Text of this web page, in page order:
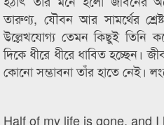
তারুণ্য, যৌবন আর সামর্থের
উল্লেখযোগ্য তেমন কিছুই তিনি
দিকে ধীরে ধীরে ধাবিত হচ্ছেন।
কোনো সম্ভাবনা তাঁর হাতে নেই।
Half of my life is gone, and I